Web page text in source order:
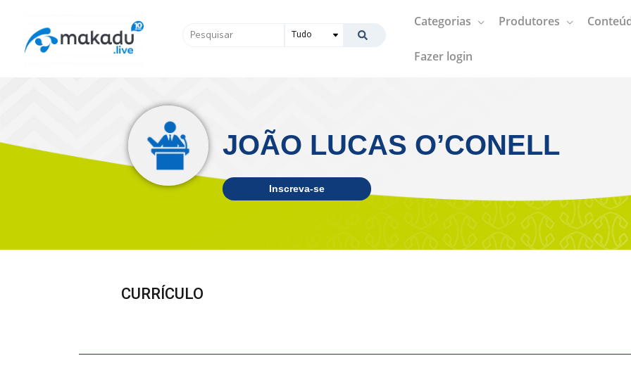
Pesquisar
Categorias Produtores
Fazer login
JOÃO LUCAS O’CONELL
Inscreva-se
CURRÍCULO